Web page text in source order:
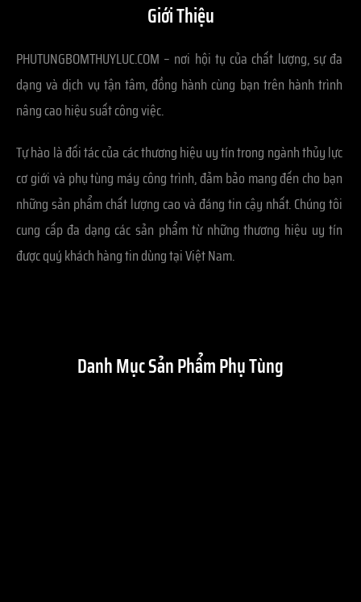
Giới Thiệu
PHUTUNGBOMTHUYLUC.COM – nơi hội tụ của chất lượng, sự đa
dạng và dịch vụ tận tâm, đồng hành cùng bạn trên hành trình
nâng cao hiệu suất công việc.
Tự hào là đối tác của các thương hiệu uy tín trong ngành thủy lực
cơ giới và phụ tùng máy công trình, đảm bảo mang đến cho bạn
những sản phẩm chất lượng cao và đáng tin cậy nhất. Chúng tôi
cung cấp đa dạng các sản phẩm từ những thương hiệu uy tín
được quý khách hàng tin dùng tại Việt Nam.
Danh Mục Sản Phẩm Phụ Tùng